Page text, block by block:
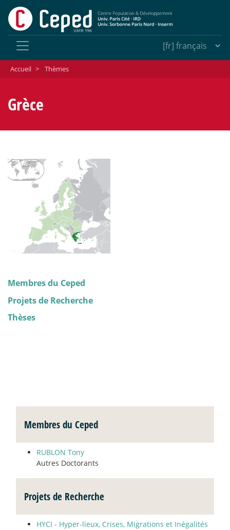
Accueil > Thèmes
Grèce
Membres du Ceped
Projets de Recherche
Thèses
Membres du Ceped
RUBLON Tony
Autres Doctorants
Projets de Recherche
HYCI - Hyper-lieux, Crises, Migrations et Inégalités